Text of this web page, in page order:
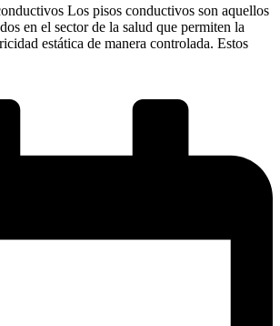
Los pisos conductivos son aquellos
en el sector de la salud que permiten la
estática de manera controlada. Estos